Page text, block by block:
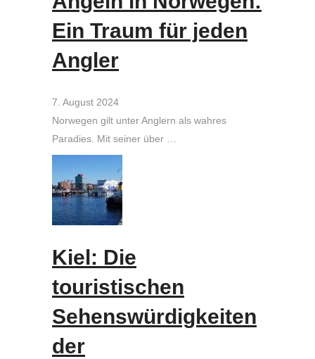
Ein Traum für jeden
Angler
7. August 2024
Norwegen gilt unter Anglern als wahres
Paradies. Mit seiner über …
Kiel: Die
touristischen
Sehenswürdigkeiten
der